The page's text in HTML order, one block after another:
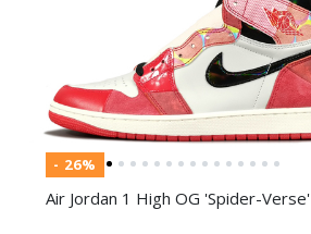
- 26%
Air Jordan 1 High OG 'Spider-Verse'